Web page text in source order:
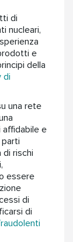
di
nucleari,
e
della
di
una rete
affidabile e
rischi
essere
di
di